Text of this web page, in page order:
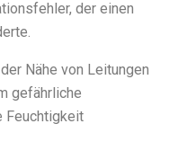
der einen
Nähe von Leitungen
gefährliche
Feuchtigkeit